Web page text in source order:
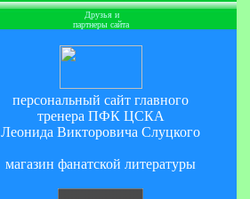
Друзья и
партнеры сайта
персональный сайт главного
тренера ПФК ЦСКА
Леонида Викторовича Слуцкого
магазин фанатской литературы